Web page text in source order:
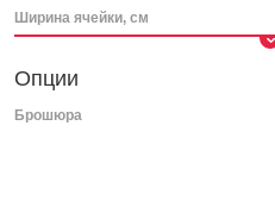
Ширина ячейки, см
Опции
Брошюра